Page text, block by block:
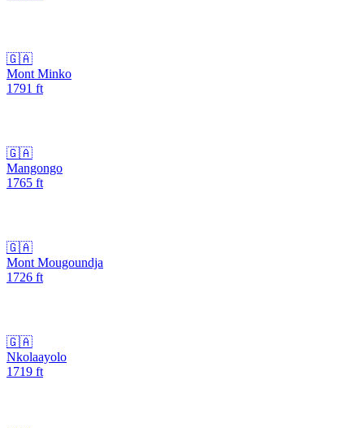
🇬🇦
Mont Minko
1791 ft
🇬🇦
Mangongo
1765 ft
🇬🇦
Mont Mougoundja
1726 ft
🇬🇦
Nkolaayolo
1719 ft